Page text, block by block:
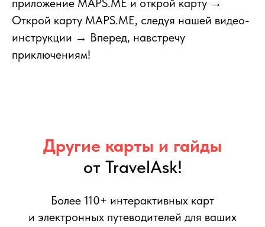
Открой карту MAPS.ME, следуя нашей видео-
инструкции → Вперед, навстречу
приключениям!
Другие карты и гайды
от TravelAsk!
Более 110+ интерактивных карт
и электронных путеводителей для ваших